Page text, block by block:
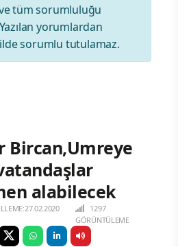
tüm sorumluluğu
yorumlardan
sorumlu tutulamaz.
Bircan,Umreye
alabilecek
1297
GÖRÜNTÜLEME